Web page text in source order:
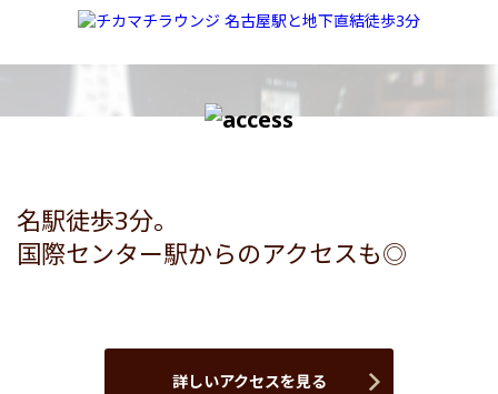
名駅徒歩3分。
国際センター駅からのアクセスも◎
詳しいアクセスを見る